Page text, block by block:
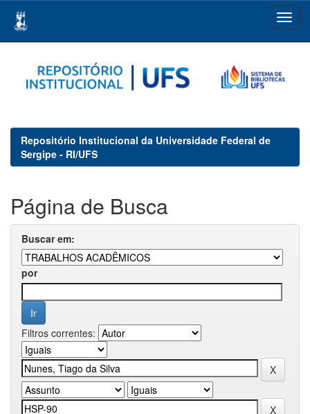
navigation
Repositório Institucional da Universidade Federal de
Sergipe - RI/UFS
Página de Busca
Buscar em:
por
Filtros correntes: